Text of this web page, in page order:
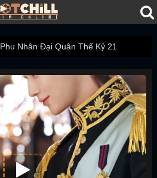
Phu Nhân Đại Quân Thế Kỷ 21